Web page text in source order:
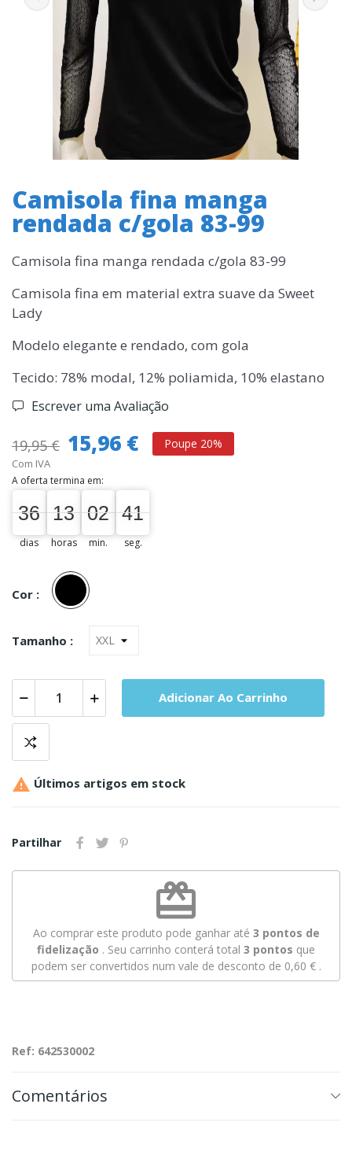
Camisola fina manga
rendada c/gola 83-99
Camisola fina manga rendada c/gola 83-99
Camisola fina em material extra suave da Sweet
Lady
Modelo elegante e rendado, com gola
Tecido: 78% modal, 12% poliamida, 10% elastano
Escrever uma Avaliação
19,95 € 15,96 € Poupe 20%
Com IVA
A oferta termina em:
36
36
00
dias
13
13
00
horas
02
02
00
min.
40
41
seg.
Cor :
Preto
Tamanho :
Adicionar Ao Carrinho
 Últimos artigos em stock
Partilhar
redeem
Ao comprar este produto pode ganhar até 3 pontos de
fidelização . Seu carrinho conterá total 3 pontos que
podem ser convertidos num vale de desconto de 0,60 €.
Ref: 642530002
Comentários